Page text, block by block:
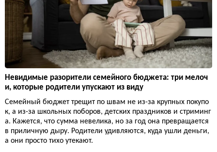
Невидимые разорители семейного бюджета: три мелоч
и, которые родители упускают из виду
Семейный бюджет трещит по швам не из-за крупных покупо
к, а из-за школьных поборов, детских праздников и стриминг
а. Кажется, что сумма невелика, но за год она превращается
в приличную дыру. Родители удивляются, куда ушли деньги,
а они просто тихо утекают.